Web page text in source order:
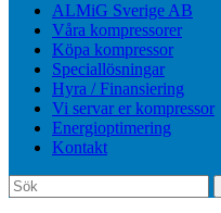
ALMiG Sverige AB
Våra kompressorer
Köpa kompressor
Speciallösningar
Hyra / Finansiering
Vi servar er kompressor
Energioptimering
Kontakt
Sök
efter: